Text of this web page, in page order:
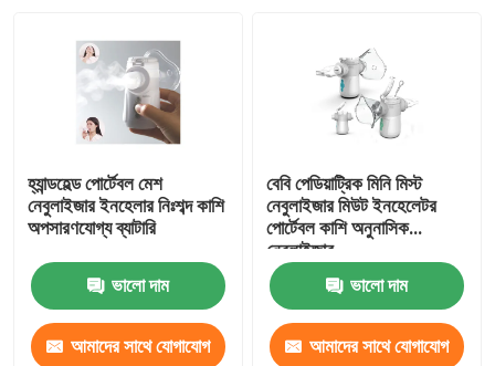
হ্যান্ডহেল্ড পোর্টেবল মেশ
নেবুলাইজার ইনহেলার নিঃশব্দ কাশি
অপসারণযোগ্য ব্যাটারি
ভালো দাম
আমাদের সাথে যোগাযোগ
বেবি পেডিয়াট্রিক মিনি মিস্ট
নেবুলাইজার মিউট ইনহেলেটর
পোর্টেবল কাশি অনুনাসিক
নেবুলাইজার
ভালো দাম
আমাদের সাথে যোগাযোগ